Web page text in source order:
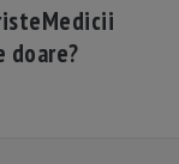
Medicii
doare?